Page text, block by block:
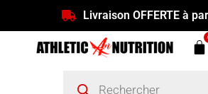
Livraison OFFERTE à